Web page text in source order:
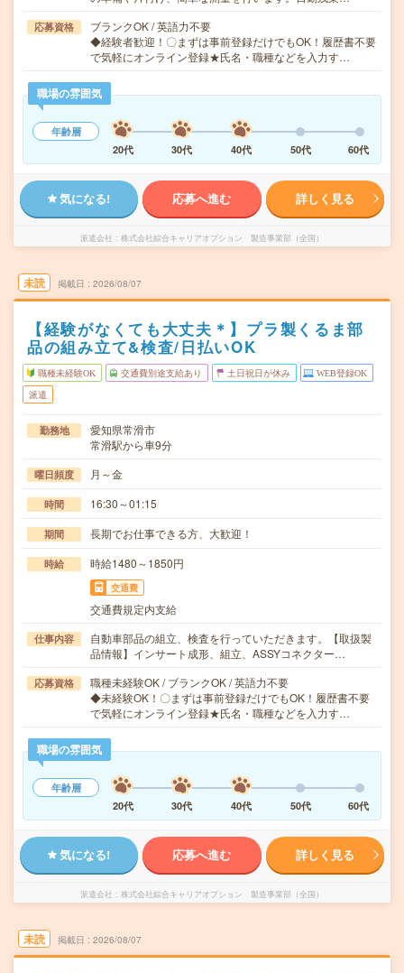
応募資格
ブランクOK / 英語力不要
◆経験者歓迎！〇まずは事前登録だけでもOK！履歴書不要
で気軽にオンライン登録★氏名・職種などを入力す…
職場の雰囲気
年齢層
20代
30代 40代 50代 60代
気になる! 応募へ進む 詳しく見る
派遣会社 株式会社綜合キャリアオプション 製造事業部（全国）
未読 掲載日 2026/08/07
【経験がなくても大丈夫＊】プラ製くるま部
品の組み立て&検査/日払いOK
職種未経験OK 交通費別途支給あり 土日祝日が休み WEB登録OK
派遣
勤務地
愛知県常滑市
常滑駅から車9分
曜日頻度 月～金
時間 16:30～01:15
期間 長期でお仕事できる方、大歓迎！
時給 時給1480～1850円
交通費
交通費規定内支給
仕事内容
自動車部品の組立、検査を行っていただきます。【取扱製
品情報】インサート成形、組立、ASSYコネクター…
応募資格
職種未経験OK / ブランクOK / 英語力不要
◆未経験OK！〇まずは事前登録だけでもOK！履歴書不要
で気軽にオンライン登録★氏名・職種などを入力す…
職場の雰囲気
年齢層
20代
30代 40代 50代 60代
気になる! 応募へ進む 詳しく見る
派遣会社 株式会社綜合キャリアオプション 製造事業部（全国）
未読 掲載日 2026/08/07